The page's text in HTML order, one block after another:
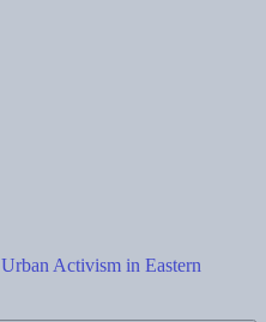
Urban Activism in Eastern